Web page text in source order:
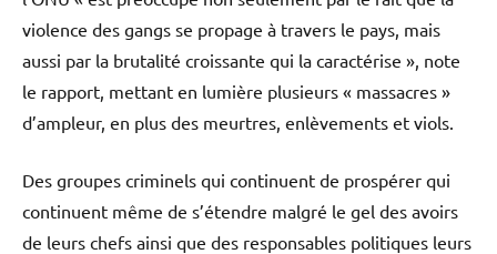
violence des gangs se propage à travers le pays, mais
aussi par la brutalité croissante qui la caractérise », note
le rapport, mettant en lumière plusieurs « massacres »
d’ampleur, en plus des meurtres, enlèvements et viols.
Des groupes criminels qui continuent de prospérer qui
continuent même de s’étendre malgré le gel des avoirs
de leurs chefs ainsi que des responsables politiques leurs